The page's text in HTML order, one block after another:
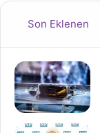
Son Eklenen